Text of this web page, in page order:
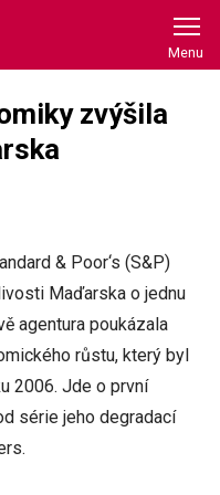
zvýšila
& Poor‘s (S&P)
Maďarska o jednu
agentura poukázala
růstu, který byl
2006. Jde o první
série jeho degradací